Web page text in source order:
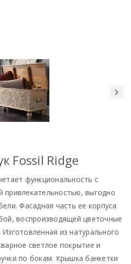
Fossil Ridge
функциональность с
привлекательностью, выгодно
Фасадная часть ее корпуса
воспроизводящей цветочные
​​из натурального
светлое покрытие и
по бокам. Крышка банкетки